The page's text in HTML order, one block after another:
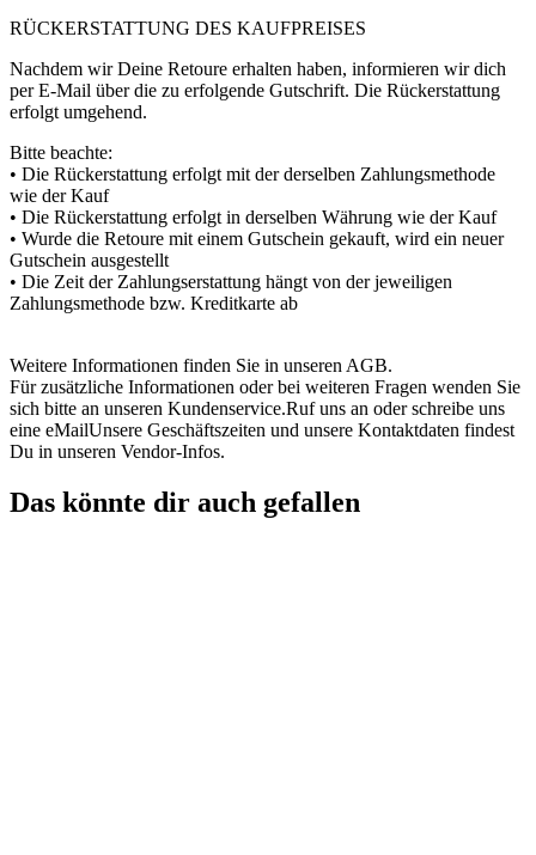
RÜCKERSTATTUNG DES KAUFPREISES
Nachdem wir Deine Retoure erhalten haben, informieren wir dich
per E-Mail über die zu erfolgende Gutschrift. Die Rückerstattung
erfolgt umgehend.
Bitte beachte:
• Die Rückerstattung erfolgt mit der derselben Zahlungsmethode
wie der Kauf
• Die Rückerstattung erfolgt in derselben Währung wie der Kauf
• Wurde die Retoure mit einem Gutschein gekauft, wird ein neuer
Gutschein ausgestellt
• Die Zeit der Zahlungserstattung hängt von der jeweiligen
Zahlungsmethode bzw. Kreditkarte ab
Weitere Informationen finden Sie in unseren AGB.
Für zusätzliche Informationen oder bei weiteren Fragen wenden Sie
sich bitte an unseren Kundenservice.Ruf uns an oder schreibe uns
eine eMailUnsere Geschäftszeiten und unsere Kontaktdaten findest
Du in unseren Vendor-Infos.
Das könnte dir auch gefallen